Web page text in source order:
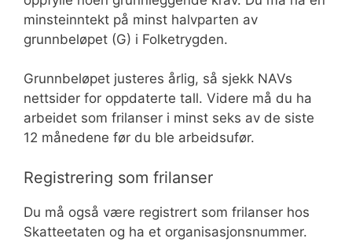
minsteinntekt på minst halvparten av
grunnbeløpet (G) i Folketrygden.
Grunnbeløpet justeres årlig, så sjekk NAVs
nettsider for oppdaterte tall. Videre må du ha
arbeidet som frilanser i minst seks av de siste
12 månedene før du ble arbeidsufør.
Registrering som frilanser
Du må også være registrert som frilanser hos
Skatteetaten og ha et organisasjonsnummer.